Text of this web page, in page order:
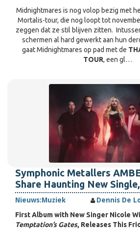
Midnightmares is nog volop bezig met
Mortalis-tour, die nog loopt tot
zeggen dat ze stil blijven zitten.
schermen al hard gewerkt aan hun
gaat Midnightmares op pad met de
TOUR, een gl…
Symphonic Metallers
Share Haunting New
Nieuws:Muziek Dennis De
First Album with New Singer Nicole
Temptation’s Gates, Releases This